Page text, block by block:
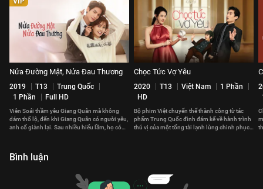
Nửa Đường Mật, Nửa Đau Thương
2019 T13
Trung Quốc
1 Phần
Full HD
Viên Soái thầm yêu Giang Quân mà không
dám thổ lộ, đến khi Giang Quân có người yêu,
anh cố giành lại. Sau nhiều hiểu lầm, họ có
Chọc Tức Vợ Yêu
2020 T13 Việt Nam
1 Phần
HD
Bộ phim Việt chuyển thể thành công từ tác
phẩm Trung Quốc đình đám kể về hành trình
thú vị của một tổng tài lạnh lùng chinh phục
Bình luận